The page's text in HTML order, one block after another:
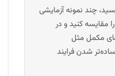
چند نمونه آزمایشی
مقایسه کنید و در
مکمل مثل
شدن فرایند